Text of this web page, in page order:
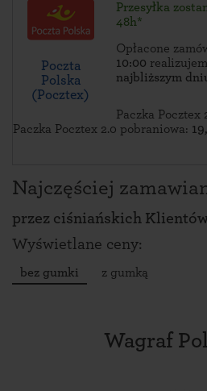
Poczta
Polska
(Pocztex)
Przesyłka
48h*
Opłacone
10:00
najbliższym
Paczka Pocztex
Paczka Pocztex 2.0 pobraniowa:
Najczęściej
przez ciśniańskich
Wyświetlane ceny:
bez gumki z gumką
Wagraf